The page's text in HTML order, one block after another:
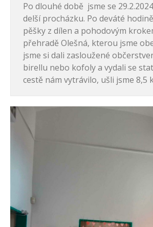
Po dlouhé době jsme se
delší procházku. Po deváté
pěšky z dílen a pohodovým
přehradě Olešná, kterou jsme
jsme si dali zasloužené
birellu nebo kofoly a vydali se
cestě nám vytrávilo, ušli jsme 8,5